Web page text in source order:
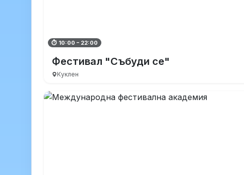
⏱ 10:00 – 22:00
Фестивал "Събуди се"
Куклен